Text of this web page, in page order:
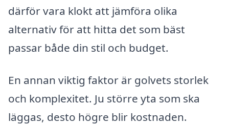
därför vara klokt att jämföra olika
alternativ för att hitta det som bäst
passar både din stil och budget.
En annan viktig faktor är golvets storlek
och komplexitet. Ju större yta som ska
läggas, desto högre blir kostnaden.